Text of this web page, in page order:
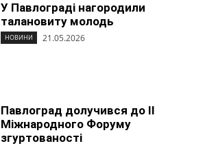
У Павлограді нагородили
талановиту молодь
НОВИНИ 21.05.2026
Павлоград долучився до ІІ
Міжнародного Форуму
згуртованості